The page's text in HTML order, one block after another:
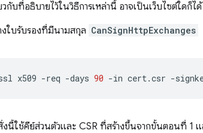
วกับที่อธิบายไว้ในวิธีการเหล่านี้ อาจเป็นเว็บไซต์ใดก็ได้
งใบรับรองที่มีนามสกุล CanSignHttpExchanges
x509 -req -days 90 -in cert.csr -
งนี้ใช้คีย์ส่วนตัวและ CSR ที่สร้างขึ้นจากขั้นตอนที่ 1 แ